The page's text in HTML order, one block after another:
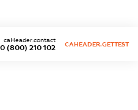
0 (800) 210 102
caHeader.contact
CAHEADER.GETTEST